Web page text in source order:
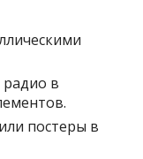
в
постеры в